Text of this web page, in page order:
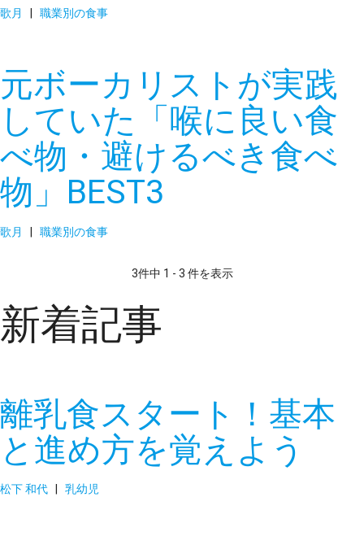
歌月 | 職業別の食事
元ボーカリストが実践
していた「喉に良い食
べ物・避けるべき食べ
物」BEST3
歌月 | 職業別の食事
3件中 1 - 3 件を表示
新着記事
離乳食スタート！基本
と進め方を覚えよう
松下 和代 乳幼児